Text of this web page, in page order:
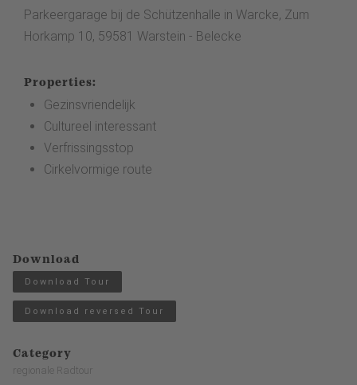
Parkeergarage bij de Schützenhalle in Warcke, Zum
Horkamp 10, 59581 Warstein - Belecke
Properties:
Gezinsvriendelijk
Cultureel interessant
Verfrissingsstop
Cirkelvormige route
Download
Download Tour
Download reversed Tour
Category
regionale Radtour